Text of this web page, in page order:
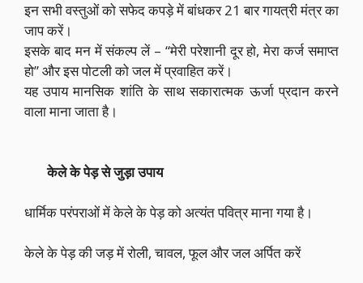
इन सभी वस्तुओं को सफेद कपड़े में बांधकर 21 बार गायत्री मंत्र का
जाप करें।
इसके बाद मन में संकल्प लें – “मेरी परेशानी दूर हो, मेरा कर्ज समाप्त
हो” और इस पोटली को जल में प्रवाहित करें।
यह उपाय मानसिक शांति के साथ सकारात्मक ऊर्जा प्रदान करने
वाला माना जाता है।
केले के पेड़ से जुड़ा उपाय
धार्मिक परंपराओं में केले के पेड़ को अत्यंत पवित्र माना गया है।
केले के पेड़ की जड़ में रोली, चावल, फूल और जल अर्पित करें